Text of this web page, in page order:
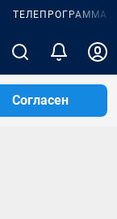
ТЕЛЕПРОГРАММА
Согласен